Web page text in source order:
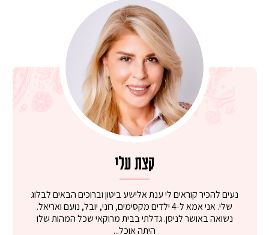
קצת עלי
נעים להכיר קוראים לי ענת אלישע ביטון וברוכים הבאים לבלוג
שלי. אני אמא ל-4 ילדים מקסימים, רוני, יובל, נועם ואריאל.
נשואה באושר לניסן. גדלתי בבית מרוקאי שכל המהות שלו
היתה אוכל...